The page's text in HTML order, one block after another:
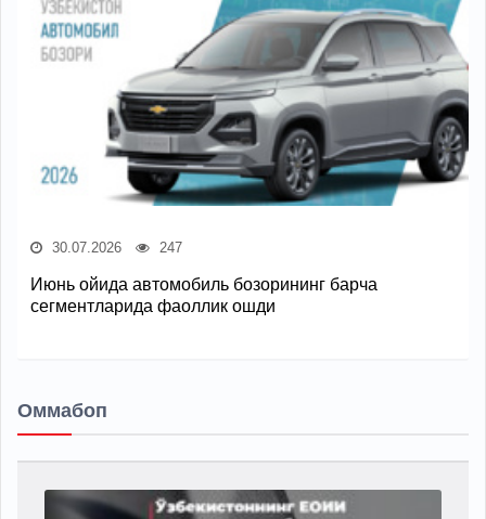
30.07.2026 247
Июнь ойида автомобиль бозорининг барча
сегментларида фаоллик ошди
Оммабоп